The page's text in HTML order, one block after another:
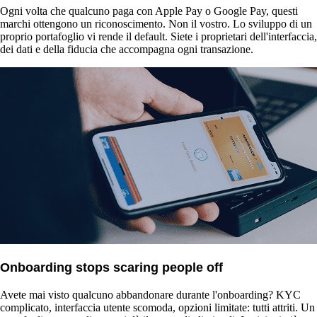
Ogni volta che qualcuno paga con Apple Pay o Google Pay, questi
marchi ottengono un riconoscimento. Non il vostro. Lo sviluppo di un
proprio portafoglio vi rende il default. Siete i proprietari dell'interfaccia,
dei dati e della fiducia che accompagna ogni transazione.
Onboarding stops scaring people off
Avete mai visto qualcuno abbandonare durante l'onboarding? KYC
complicato, interfaccia utente scomoda, opzioni limitate: tutti attriti. Un